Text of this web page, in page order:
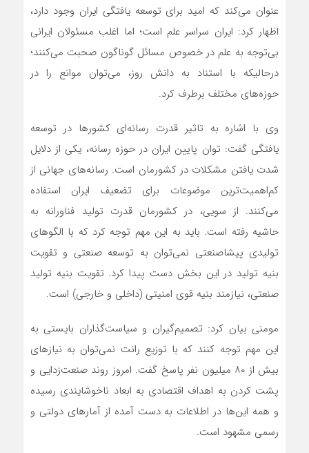
عنوان می‌کند که امید برای توسعه یافتگی ایران وجود دارد،
اظهار کرد: ایران سراسر علم است؛ اما اغلب مسئولان ایرانی
بی‌توجه به علم در خصوص مسائل گوناگون صحبت می‌کنند؛
درحالیکه با استناد به دانش روز، می‌توان موانع را در
حوزه‌های مختلف برطرف کرد.
وی با اشاره به تاثیر قدرت رسانه‌ای کشورها در توسعه
یافتگی گفت: توان پایین ایران در حوزه رسانه، یکی از دلایل
شدت یافتن مشکلات در کشورمان است. رسانه‌های جهانی از
کم‌اهمیت‌ترین موضوعات برای تضعیف ایران استفاده
می‌کنند. از سویی، در کشورمان قدرت تولید فناورانه به
حاشیه رفته است. باید به این مهم توجه کرد که با الگوهای
تولیدی پیشاصنعتی نمی‌توان به توسعه صنعتی و تقویت
بنیه تولید در این بخش دست پیدا کرد. تقویت بنیه تولید
صنعتی، نیازمند بنیه قوی امنیتی (داخلی و خارجی) است.
مومنی بیان کرد: تصمیم‌گیران و سیاست‌گذاران بایستی به
این مهم توجه کنند که با توزیع رانت نمی‌توان به نیازهای
بیش از ۸۰ میلیون نفر پاسخ گفت. امروز روند صنعت‌زدایی و
پشت کردن به اهداف اقتصادی به ابعاد ناخوشایندی رسیده
و همه این‌ها در اطلاعات به دست آمده از آمارهای دولتی و
رسمی مشهود است.